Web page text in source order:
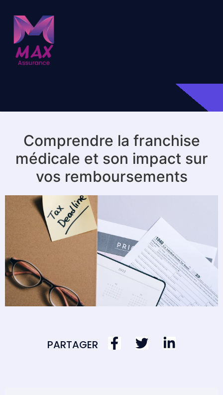
Comprendre la franchise
médicale et son impact sur
vos remboursements
PARTAGER